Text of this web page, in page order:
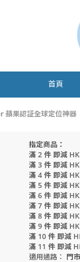
首頁
果認証全球定位神器
指定商品：
滿 2 件 即減
滿 3 件 即減
滿 4 件 即減
滿 5 件 即減
滿 6 件 即減
滿 7 件 即減
滿 8 件 即減
滿 9 件 即減
滿 10 件 即減
滿 11 件 即減
適用通路： 門市